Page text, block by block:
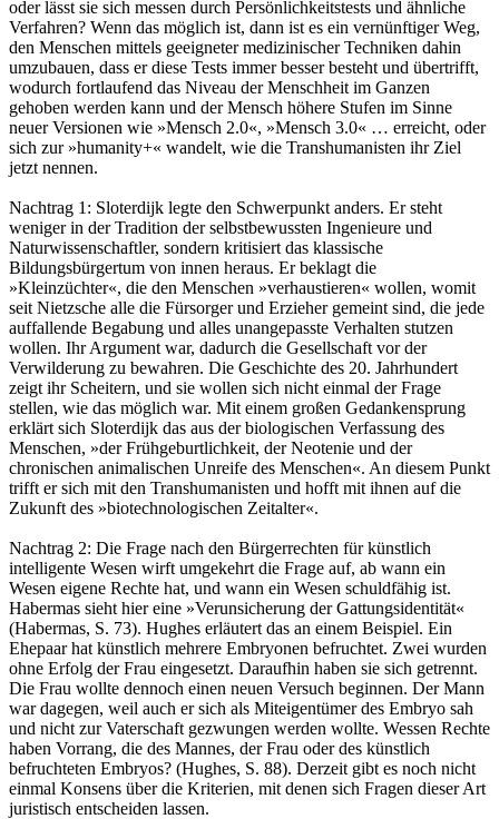
oder lässt sie sich messen durch Persönlichkeitstests und ähnliche
Verfahren? Wenn das möglich ist, dann ist es ein vernünftiger Weg,
den Menschen mittels geeigneter medizinischer Techniken dahin
umzubauen, dass er diese Tests immer besser besteht und übertrifft,
wodurch fortlaufend das Niveau der Menschheit im Ganzen
gehoben werden kann und der Mensch höhere Stufen im Sinne
neuer Versionen wie »Mensch 2.0«, »Mensch 3.0« … erreicht, oder
sich zur »humanity+« wandelt, wie die Transhumanisten ihr Ziel
jetzt nennen.
Nachtrag 1: Sloterdijk legte den Schwerpunkt anders. Er steht
weniger in der Tradition der selbstbewussten Ingenieure und
Naturwissenschaftler, sondern kritisiert das klassische
Bildungsbürgertum von innen heraus. Er beklagt die
»Kleinzüchter«, die den Menschen »verhaustieren« wollen, womit
seit Nietzsche alle die Fürsorger und Erzieher gemeint sind, die jede
auffallende Begabung und alles unangepasste Verhalten stutzen
wollen. Ihr Argument war, dadurch die Gesellschaft vor der
Verwilderung zu bewahren. Die Geschichte des 20. Jahrhundert
zeigt ihr Scheitern, und sie wollen sich nicht einmal der Frage
stellen, wie das möglich war. Mit einem großen Gedankensprung
erklärt sich Sloterdijk das aus der biologischen Verfassung des
Menschen, »der Frühgeburtlichkeit, der Neotenie und der
chronischen animalischen Unreife des Menschen«. An diesem Punkt
trifft er sich mit den Transhumanisten und hofft mit ihnen auf die
Zukunft des »biotechnologischen Zeitalter«.
Nachtrag 2: Die Frage nach den Bürgerrechten für künstlich
intelligente Wesen wirft umgekehrt die Frage auf, ab wann ein
Wesen eigene Rechte hat, und wann ein Wesen schuldfähig ist.
Habermas sieht hier eine »Verunsicherung der Gattungsidentität«
(Habermas, S. 73). Hughes erläutert das an einem Beispiel. Ein
Ehepaar hat künstlich mehrere Embryonen befruchtet. Zwei wurden
ohne Erfolg der Frau eingesetzt. Daraufhin haben sie sich getrennt.
Die Frau wollte dennoch einen neuen Versuch beginnen. Der Mann
war dagegen, weil auch er sich als Miteigentümer des Embryo sah
und nicht zur Vaterschaft gezwungen werden wollte. Wessen Rechte
haben Vorrang, die des Mannes, der Frau oder des künstlich
befruchteten Embryos? (Hughes, S. 88). Derzeit gibt es noch nicht
einmal Konsens über die Kriterien, mit denen sich Fragen dieser Art
juristisch entscheiden lassen.